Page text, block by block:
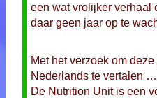
een wat vrolijker verhaal
daar geen jaar op te
Met het verzoek om
Nederlands te vertalen
De Nutrition Unit is een